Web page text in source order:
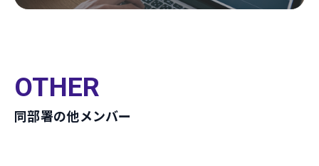
OTHER
同部署の他メンバー